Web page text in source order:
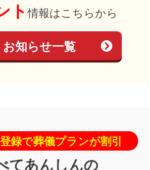
ト情報はこちらから
お知らせ一覧
録で葬儀プランが割引
てあんしんの